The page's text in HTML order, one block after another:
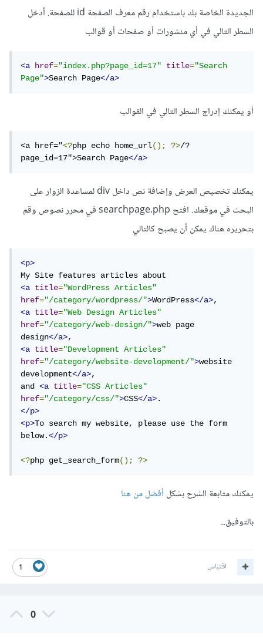
الجديدة الخاصة بك باستخدام رقم معرف الصفحة id للصفحة. أدخل
السطر التالي في أي منشورات أو صفحات أو قوالب
<a href="index.php?page_id=17" title="Search
Page">Search Page</a>
أو يمكنك إدراج السطر التالي في القوالب
<a href="<?php echo home_url(); ?>/?
page_id=17">Search Page</a>
يمكنك تخصيص العرض وإضافة نص داخل div لمساعدة الزوار على
البحث في موقعك. افتح searchpage.php في محرر نصوص وقم
بتحريره هناك يمكن أن يصبح كالتالي
<p>
<a
title="WordPress Articles"
href="/category/wordpress/">WordPress</a>
<a
title="Web Design Articles"
href="/category/web-design/">web page
design</a>
<a
title="Development Articles"
href="/category/website-development/">website
development</a>,
and <a title="CSS Articles"
href="/category/css/">CSS</a>
</p>
<p>To search my website, please use the form
below.</p>
<?php get_search_form(); ?>
يمكنك متابعة الشرح بشكل أفضل من هنا
بالتوفيق...
1 اقتباس
0